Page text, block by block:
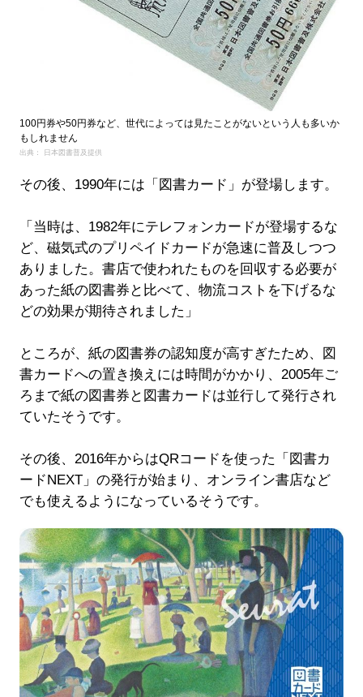
100円券や50円券など、世代によっては見たことがないという人も多いか
もしれません
出典： 日本図書普及提供
その後、1990年には「図書カード」が登場します。
「当時は、1982年にテレフォンカードが登場するな
ど、磁気式のプリペイドカードが急速に普及しつつ
ありました。書店で使われたものを回収する必要が
あった紙の図書券と比べて、物流コストを下げるな
どの効果が期待されました」
ところが、紙の図書券の認知度が高すぎたため、図
書カードへの置き換えには時間がかかり、2005年ご
ろまで紙の図書券と図書カードは並行して発行され
ていたそうです。
その後、2016年からはQRコードを使った「図書カ
ードNEXT」の発行が始まり、オンライン書店など
でも使えるようになっているそうです。